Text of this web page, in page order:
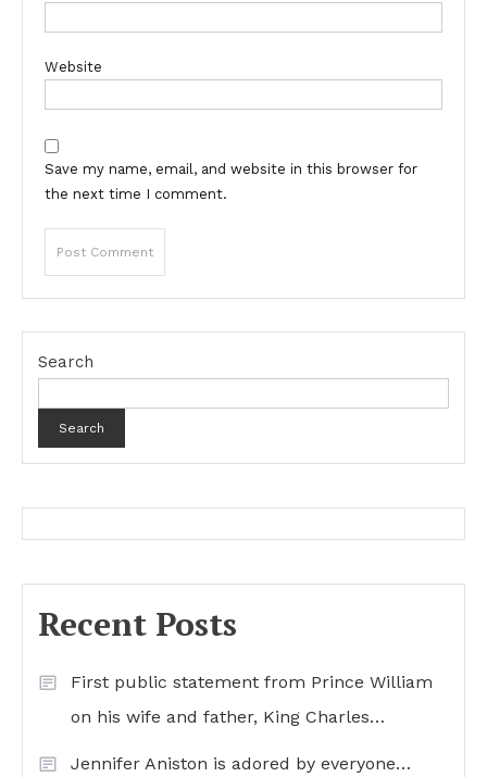
Website
Save my name, email, and website in this browser for
the next time I comment.
Search
Search
Recent Posts
First public statement from Prince William
on his wife and father, King Charles…
Jennifer Aniston is adored by everyone…